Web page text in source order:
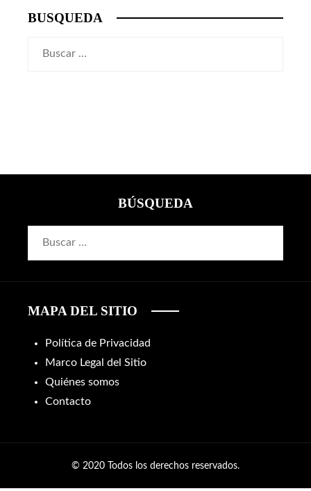
BUSQUEDA
BÚSQUEDA
MAPA DEL SITIO
Política de Privacidad
Marco Legal del Sitio
Quiénes somos
Contacto
© 2020 Todos los derechos reservados.